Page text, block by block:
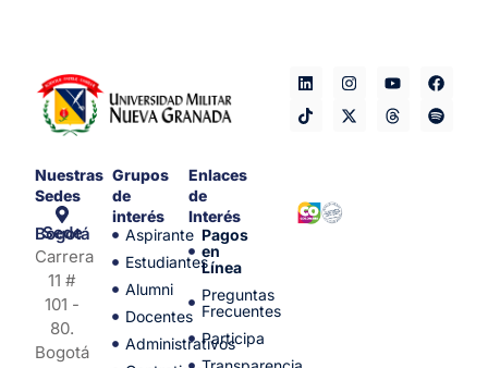
Nuestras
Sedes
Sede Bogotá
Carrera
11 #
101 -
80.
Bogotá
Grupos
de
interés
Aspirante
Estudiantes
Alumni
Docentes
Administrativos
Enlaces
de
Interés
Pagos
en
Línea
Preguntas
Frecuentes
Participa